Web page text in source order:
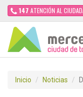
147 ATENCIÓN AL
Inicio Noticias